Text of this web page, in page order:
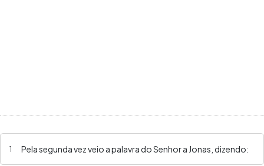
1 Pela segunda vez veio a palavra do Senhor a Jonas, dizendo: